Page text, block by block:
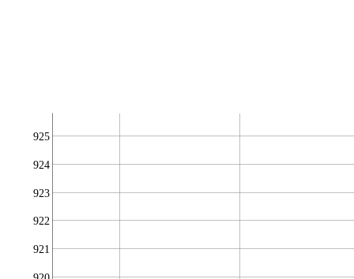
921
922
923
924
925